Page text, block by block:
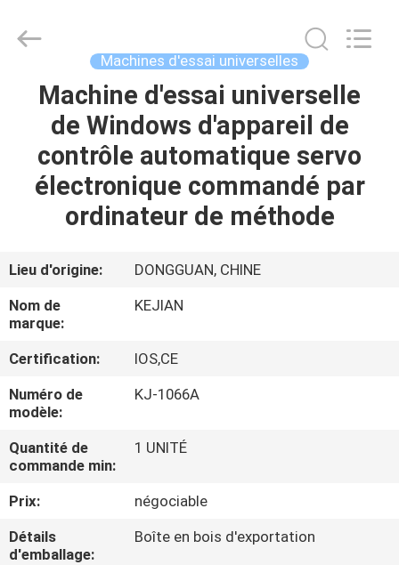
MAISON
DES
PRODUITS
SUJET
DE
NOUS
VISITE
D'USINE
CONTRÔLE
DE
QUALITÉ
INSTRUMENT
CO.,LTD.
Machines d'essai universelles
Machine d'essai universelle
de Windows d'appareil de
contrôle automatique servo
électronique commandé par
ordinateur de méthode
Lieu d'origine:
DONGGUAN, CHINE
Nom de
marque:
KEJIAN
Certification:
IOS,CE
Numéro de
modèle:
KJ-1066A
Quantité de
commande min:
1 UNITÉ
Prix:
négociable
Détails
d'emballage:
Boîte en bois d'exportation